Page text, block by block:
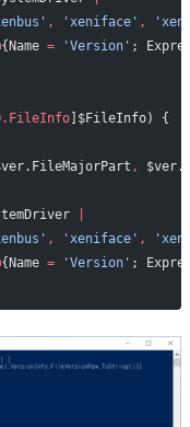
, 'xeniface' ,
{Name = 'Version' ;
]$FileInfo) {
,
, 'xeniface' ,
{Name = 'Version' ;